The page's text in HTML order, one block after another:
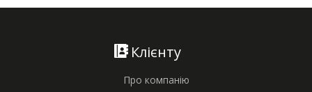
Клієнту
Про компанію